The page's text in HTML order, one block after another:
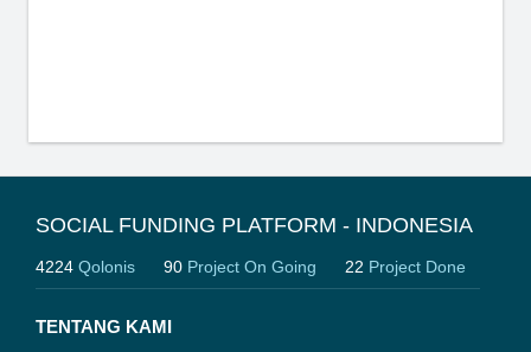
SOCIAL FUNDING PLATFORM - INDONESIA
4224 Qolonis 90 Project On Going 22 Project Done
TENTANG KAMI